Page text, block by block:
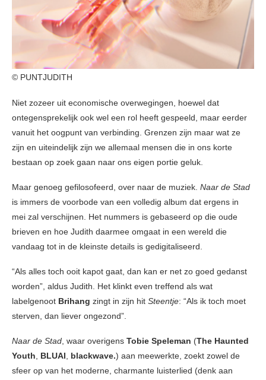
© PUNTJUDITH
Niet zozeer uit economische overwegingen, hoewel dat
ontegensprekelijk ook wel een rol heeft gespeeld, maar eerder
vanuit het oogpunt van verbinding. Grenzen zijn maar wat ze
zijn en uiteindelijk zijn we allemaal mensen die in ons korte
bestaan op zoek gaan naar ons eigen portie geluk.
Maar genoeg gefilosofeerd, over naar de muziek. Naar de Stad
is immers de voorbode van een volledig album dat ergens in
mei zal verschijnen. Het nummers is gebaseerd op die oude
brieven en hoe Judith daarmee omgaat in een wereld die
vandaag tot in de kleinste details is gedigitaliseerd.
“Als alles toch ooit kapot gaat, dan kan er net zo goed gedanst
worden”, aldus Judith. Het klinkt even treffend als wat
labelgenoot Brihang zingt in zijn hit Steentje: “Als ik toch moet
sterven, dan liever ongezond”.
Naar de Stad, waar overigens Tobie Speleman (The Haunted
Youth, BLUAI, blackwave.) aan meewerkte, zoekt zowel de
sfeer op van het moderne, charmante luisterlied (denk aan